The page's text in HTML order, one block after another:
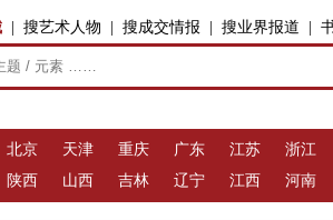
| 搜艺术人物 | 搜成交情报 | 搜业界报道 |
北京 天津 重庆 广东 江苏 浙江
陕西 山西 吉林 辽宁 江西 河南